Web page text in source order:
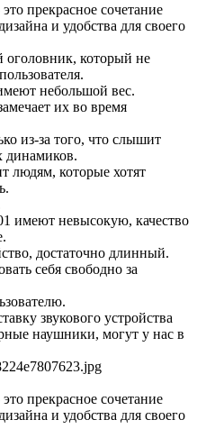
прекрасное сочетание
и удобства для своего
оголовник, который не
небольшой вес.
их во время
из-за того, что слышит
динамиков.
людям, которые хотят
имеют невысокую, качество
достаточно длинный.
себя свободно за
звукового устройства
наушники, могут у нас в
прекрасное сочетание
и удобства для своего